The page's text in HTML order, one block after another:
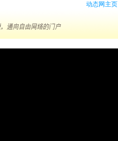
动态网主页